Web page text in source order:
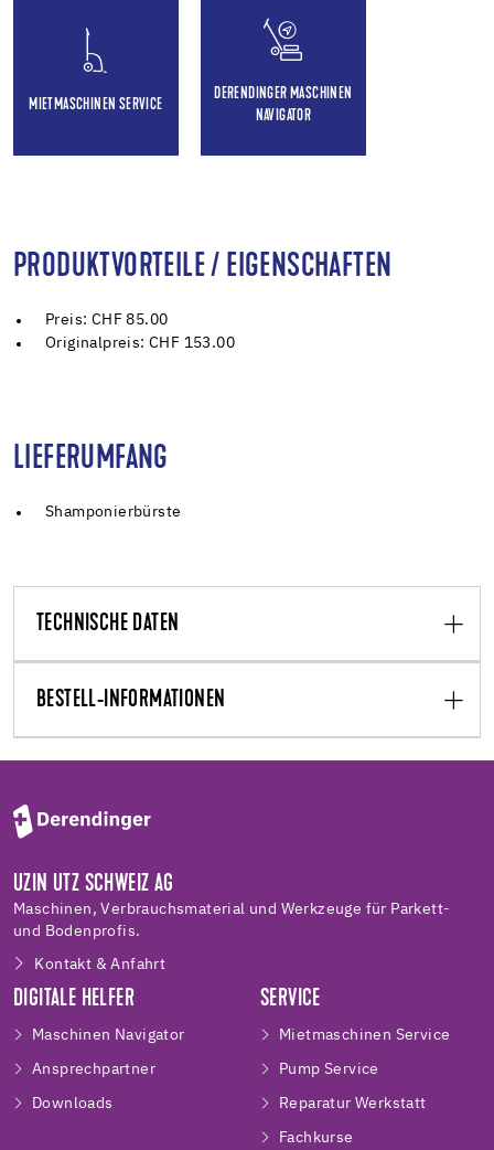
MIETMASCHINEN SERVICE
DERENDINGER MASCHINEN
NAVIGATOR
PRODUKTVORTEILE / EIGENSCHAFTEN
Preis: CHF 85.00
Originalpreis: CHF 153.00
LIEFERUMFANG
Shamponierbürste
TECHNISCHE DATEN
BESTELL-INFORMATIONEN
UZIN UTZ SCHWEIZ AG
Maschinen, Verbrauchsmaterial und Werkzeuge für Parkett-
und Bodenprofis.
Kontakt & Anfahrt
DIGITALE HELFER
Maschinen Navigator
Ansprechpartner
Downloads
SERVICE
Mietmaschinen Service
Pump Service
Reparatur Werkstatt
Fachkurse